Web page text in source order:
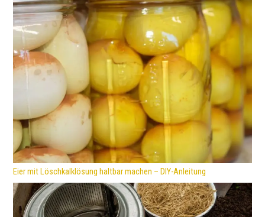
Eier mit Löschkalklösung haltbar machen – DIY-Anleitung